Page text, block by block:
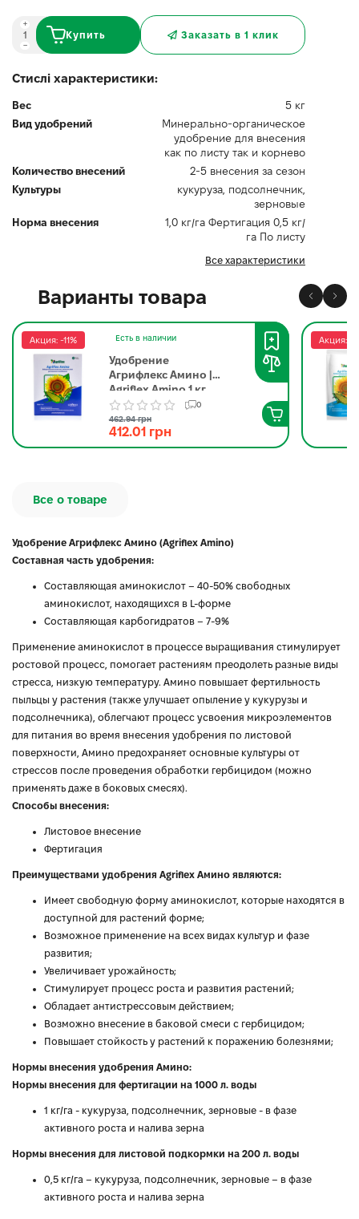
Купить Заказать в 1 клик
Стислі характеристики:
Вес
5 кг
Вид удобрений
Минерально-органическое
удобрение для внесения
как по листу так и корнево
Количество внесений
2-5 внесения за сезон
Культуры
кукуруза, подсолнечник,
зерновые
Норма внесения
1,0 кг/га Фертигация 0,5 кг/
га По листу
Все характеристики
Варианты товара
Акция: -11% Есть в наличии
Удобрение
Агрифлекс Амино |
Agriflex Amino 1 кг
0
462.94 грн
412.01 грн
Акция: -
Все о товаре
Удобрение Агрифлекс Амино (Agriflex Amino)
Составная часть удобрения:
Составляющая аминокислот – 40-50% свободных
аминокислот, находящихся в L-форме
Составляющая карбогидратов – 7-9%
Применение аминокислот в процессе выращивания стимулирует
ростовой процесс, помогает растениям преодолеть разные виды
стресса, низкую температуру. Амино повышает фертильность
пыльцы у растения (также улучшает опыление у кукурузы и
подсолнечника), облегчают процесс усвоения микроэлементов
для питания во время внесения удобрения по листовой
поверхности, Амино предохраняет основные культуры от
стрессов после проведения обработки гербицидом (можно
применять даже в боковых смесях).
Способы внесения:
Листовое внесение
Фертигация
Преимуществами удобрения Agriflex Амино являются:
Имеет свободную форму аминокислот, которые находятся в
доступной для растений форме;
Возможное применение на всех видах культур и фазе
развития;
Увеличивает урожайность;
Стимулирует процесс роста и развития растений;
Обладает антистрессовым действием;
Возможно внесение в баковой смеси с гербицидом;
Повышает стойкость у растений к поражению болезнями;
Нормы внесения удобрения Амино:
Нормы внесения для фертигации на 1000 л. воды
1 кг/га - кукуруза, подсолнечник, зерновые - в фазе
активного роста и налива зерна
Нормы внесения для листовой подкормки на 200 л. воды
0,5 кг/га – кукуруза, подсолнечник, зерновые – в фазе
активного роста и налива зерна